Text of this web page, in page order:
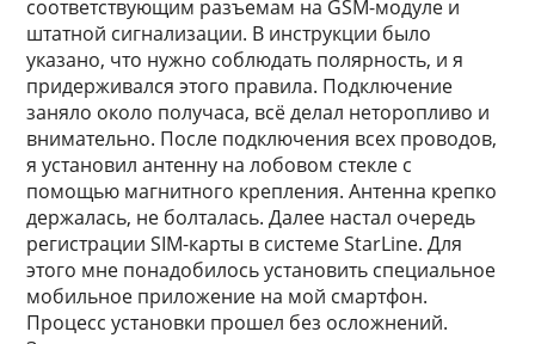
соответствующим разъемам на GSM-модуле и
штатной сигнализации. В инструкции было
указано, что нужно соблюдать полярность, и я
придерживался этого правила. Подключение
заняло около получаса, всё делал неторопливо и
внимательно. После подключения всех проводов,
я установил антенну на лобовом стекле с
помощью магнитного крепления. Антенна крепко
держалась, не болталась. Далее настал очередь
регистрации SIM-карты в системе StarLine. Для
этого мне понадобилось установить специальное
мобильное приложение на мой смартфон.
Процесс установки прошел без осложнений.